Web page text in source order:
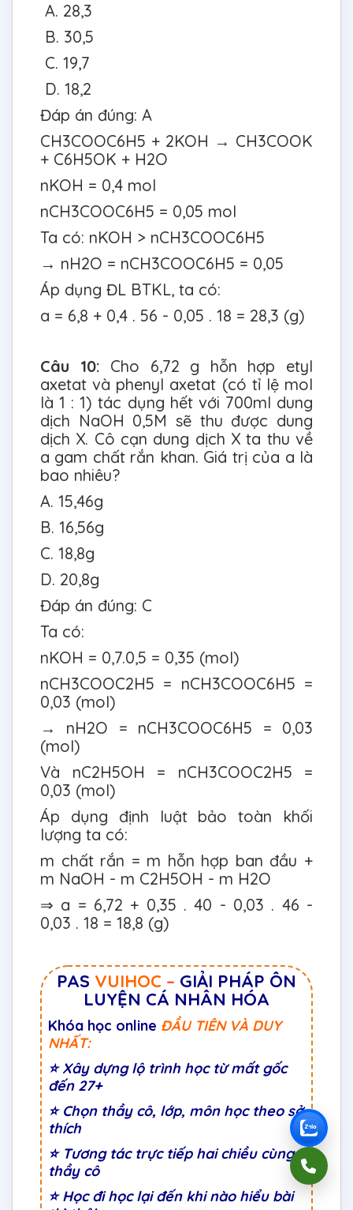
A. 28,3
B. 30,5
C. 19,7
D. 18,2
Đáp án đúng: A
CH3COOC6H5 + 2KOH → CH3COOK
+ C6H5OK + H2O
nKOH = 0,4 mol
nCH3COOC6H5 = 0,05 mol
Ta có: nKOH > nCH3COOC6H5
→ nH2O = nCH3COOC6H5 = 0,05
Áp dụng ĐL BTKL, ta có:
a = 6,8 + 0,4 . 56 - 0,05 . 18 = 28,3 (g)
Câu 10: Cho 6,72 g hỗn hợp etyl
axetat và phenyl axetat (có tỉ lệ mol
là 1 : 1) tác dụng hết với 700ml dung
dịch NaOH 0,5M sẽ thu được dung
dịch X. Cô cạn dung dịch X ta thu về
a gam chất rắn khan. Giá trị của a là
bao nhiêu?
A. 15,46g
B. 16,56g
C. 18,8g
D. 20,8g
Đáp án đúng: C
Ta có:
nKOH = 0,7.0,5 = 0,35 (mol)
nCH3COOC2H5 = nCH3COOC6H5 =
0,03 (mol)
→ nH2O = nCH3COOC6H5 = 0,03
(mol)
Và nC2H5OH = nCH3COOC2H5 =
0,03 (mol)
Áp dụng định luật bảo toàn khối
lượng ta có:
m chất rắn = m hỗn hợp ban đầu +
m NaOH - m C2H5OH - m H2O
⇒ a = 6,72 + 0,35 . 40 - 0,03 . 46 -
0,03 . 18 = 18,8 (g)
PAS VUIHOC – GIẢI PHÁP ÔN
LUYỆN CÁ NHÂN HÓA
Khóa học online ĐẦU TIÊN VÀ DUY
NHẤT:
⭐Xây dựng lộ trình học từ mất gốc
đến 27+
⭐ Chọn thầy cô, lớp, môn học theo sở
thích
⭐ Tương tác trực tiếp hai chiều cùng
thầy cô
⭐ Học đi học lại đến khi nào hiểu bài